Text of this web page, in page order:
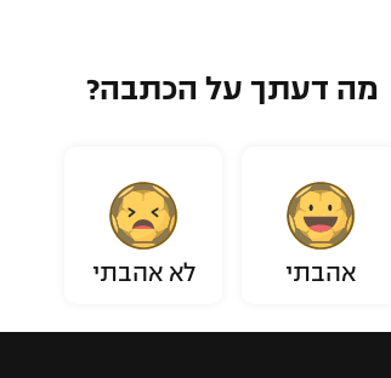
מה דעתך על הכתבה?
אהבתי לא אהבתי